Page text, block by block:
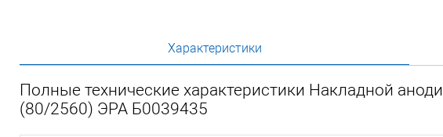
Характеристики
Полные технические характеристики Накладной
(80/2560) ЭРА Б0039435